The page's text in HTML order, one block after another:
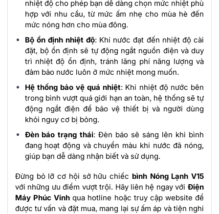
nhiệt độ cho phép bạn dễ dàng chọn mức nhiệt phù
hợp với nhu cầu, từ mức ấm nhẹ cho mùa hè đến
mức nóng hơn cho mùa đông.
Bộ ổn định nhiệt độ: Khi nước đạt đến nhiệt độ cài
đặt, bộ ổn định sẽ tự động ngắt nguồn điện và duy
trì nhiệt độ ổn định, tránh lãng phí năng lượng và
đảm bảo nước luôn ở mức nhiệt mong muốn.
Hệ thống bảo vệ quá nhiệt: Khi nhiệt độ nước bên
trong bình vượt quá giới hạn an toàn, hệ thống sẽ tự
động ngắt điện để bảo vệ thiết bị và người dùng
khỏi nguy cơ bị bỏng.
Đèn báo trạng thái: Đèn báo sẽ sáng lên khi bình
đang hoạt động và chuyển màu khi nước đã nóng,
giúp bạn dễ dàng nhận biết và sử dụng.
Đừng bỏ lỡ cơ hội sở hữu chiếc bình Nóng Lạnh V15
với những ưu điểm vượt trội. Hãy liên hệ ngay với Điện
Máy Phúc Vinh qua hotline hoặc truy cập website để
được tư vấn và đặt mua, mang lại sự ấm áp và tiện nghi